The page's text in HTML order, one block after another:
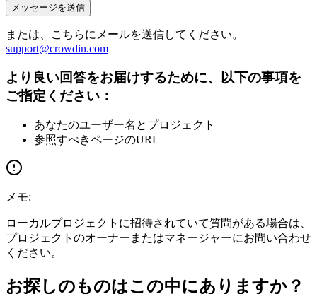
メッセージを送信
または、こちらにメールを送信してください。
support@crowdin.com
より良い回答をお届けするために、以下の事項を
ご指定ください：
あなたのユーザー名とプロジェクト
参照すべきページのURL
メモ:
ローカルプロジェクトに招待されていて質問がある場合は、
プロジェクトのオーナーまたはマネージャーにお問い合わせ
ください。
お探しのものはこの中にありますか？